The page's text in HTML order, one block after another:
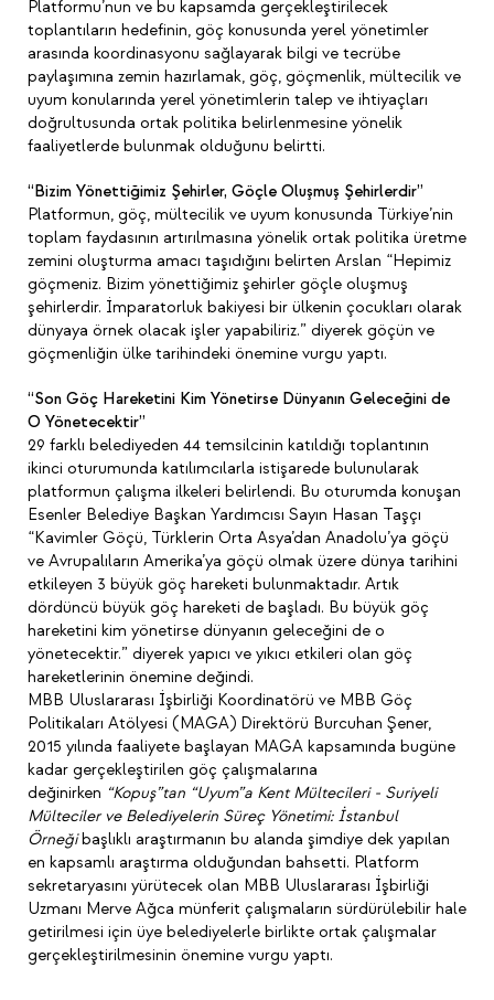
Platformu’nun ve bu kapsamda gerçekleştirilecek
toplantıların hedefinin, göç konusunda yerel yönetimler
arasında koordinasyonu sağlayarak bilgi ve tecrübe
paylaşımına zemin hazırlamak, göç, göçmenlik, mültecilik ve
uyum konularında yerel yönetimlerin talep ve ihtiyaçları
doğrultusunda ortak politika belirlenmesine yönelik
faaliyetlerde bulunmak olduğunu belirtti.
“Bizim Yönettiğimiz Şehirler, Göçle Oluşmuş Şehirlerdir”
Platformun, göç, mültecilik ve uyum konusunda Türkiye’nin
toplam faydasının artırılmasına yönelik ortak politika üretme
zemini oluşturma amacı taşıdığını belirten Arslan “Hepimiz
göçmeniz. Bizim yönettiğimiz şehirler göçle oluşmuş
şehirlerdir. İmparatorluk bakiyesi bir ülkenin çocukları olarak
dünyaya örnek olacak işler yapabiliriz.” diyerek göçün ve
göçmenliğin ülke tarihindeki önemine vurgu yaptı.
“Son Göç Hareketini Kim Yönetirse Dünyanın Geleceğini de
O Yönetecektir”
29 farklı belediyeden 44 temsilcinin katıldığı toplantının
ikinci oturumunda katılımcılarla istişarede bulunularak
platformun çalışma ilkeleri belirlendi. Bu oturumda konuşan
Esenler Belediye Başkan Yardımcısı Sayın Hasan Taşçı
“Kavimler Göçü, Türklerin Orta Asya’dan Anadolu’ya göçü
ve Avrupalıların Amerika’ya göçü olmak üzere dünya tarihini
etkileyen 3 büyük göç hareketi bulunmaktadır. Artık
dördüncü büyük göç hareketi de başladı. Bu büyük göç
hareketini kim yönetirse dünyanın geleceğini de o
yönetecektir.” diyerek yapıcı ve yıkıcı etkileri olan göç
hareketlerinin önemine değindi.
MBB Uluslararası İşbirliği Koordinatörü ve MBB Göç
Politikaları Atölyesi (MAGA) Direktörü Burcuhan Şener,
2015 yılında faaliyete başlayan MAGA kapsamında bugüne
kadar gerçekleştirilen göç çalışmalarına
değinirken “Kopuş”tan “Uyum”a Kent Mültecileri - Suriyeli
Mülteciler ve Belediyelerin Süreç Yönetimi: İstanbul
Örneğibaşlıklı araştırmanın bu alanda şimdiye dek yapılan
en kapsamlı araştırma olduğundan bahsetti. Platform
sekretaryasını yürütecek olan MBB Uluslararası İşbirliği
Uzmanı Merve Ağca münferit çalışmaların sürdürülebilir hale
getirilmesi için üye belediyelerle birlikte ortak çalışmalar
gerçekleştirilmesinin önemine vurgu yaptı.